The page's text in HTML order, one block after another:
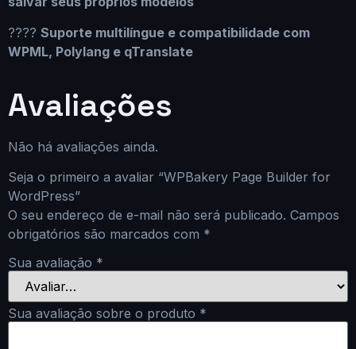
???? Suporte multilíngue e compatibilidade com
WPML, Polylang e qTranslate
Avaliações
Não há avaliações ainda.
Seja o primeiro a avaliar “WPBakery Page Builder for
WordPress”
O seu endereço de e-mail não será publicado. Campos
obrigatórios são marcados com *
Sua avaliação *
Sua avaliação sobre o produto *